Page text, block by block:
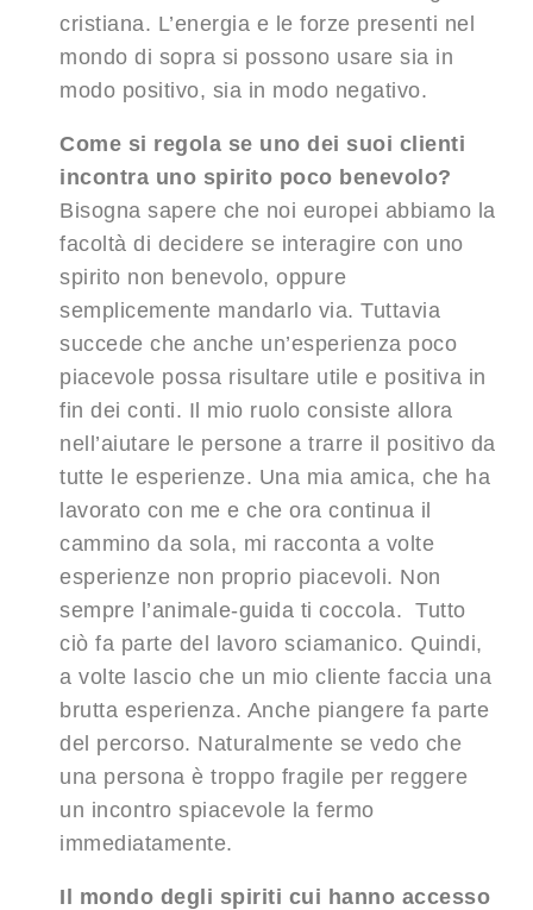
cristiana. L’energia e le forze presenti nel
mondo di sopra si possono usare sia in
modo positivo, sia in modo negativo.
Come si regola se uno dei suoi clienti
incontra uno spirito poco benevolo?
Bisogna sapere che noi europei abbiamo la
facoltà di decidere se interagire con uno
spirito non benevolo, oppure
semplicemente mandarlo via. Tuttavia
succede che anche un’esperienza poco
piacevole possa risultare utile e positiva in
fin dei conti. Il mio ruolo consiste allora
nell’aiutare le persone a trarre il positivo da
tutte le esperienze. Una mia amica, che ha
lavorato con me e che ora continua il
cammino da sola, mi racconta a volte
esperienze non proprio piacevoli. Non
sempre l’animale-guida ti coccola. Tutto
ciò fa parte del lavoro sciamanico. Quindi,
a volte lascio che un mio cliente faccia una
brutta esperienza. Anche piangere fa parte
del percorso. Naturalmente se vedo che
una persona è troppo fragile per reggere
un incontro spiacevole la fermo
immediatamente.
Il mondo degli spiriti cui hanno accesso